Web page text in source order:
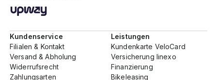
Kundenservice
Filialen & Kontakt
Versand & Abholung
Widerrufsrecht
Zahlungsarten
Leistungen
Kundenkarte VeloCard
Versicherung linexo
Finanzierung
Bikeleasing